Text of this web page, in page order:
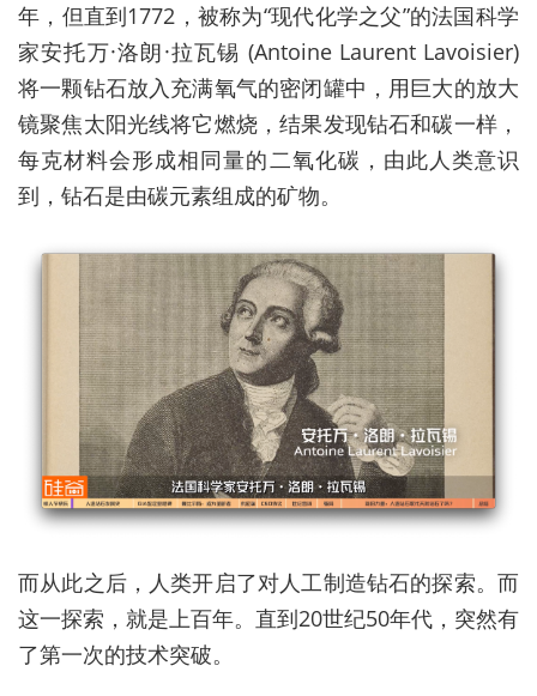
年，但直到1772，被称为“现代化学之父”的法国科学
家安托万·洛朗·拉瓦锡 (Antoine Laurent Lavoisier)
将一颗钻石放入充满氧气的密闭罐中，用巨大的放大
镜聚焦太阳光线将它燃烧，结果发现钻石和碳一样，
每克材料会形成相同量的二氧化碳，由此人类意识
到，钻石是由碳元素组成的矿物。
而从此之后，人类开启了对人工制造钻石的探索。而
这一探索，就是上百年。直到20世纪50年代，突然有
了第一次的技术突破。